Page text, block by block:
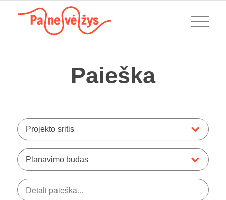
Paieška
Projekto sritis
Planavimo būdas